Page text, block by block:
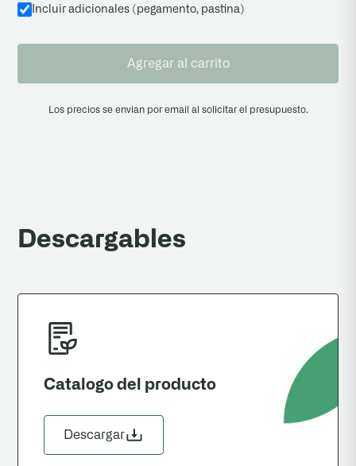
Incluir adicionales (pegamento, pastina)
Agregar al carrito
Los precios se envian por email al solicitar el presupuesto.
Descargables
Catalogo del producto
Descargar